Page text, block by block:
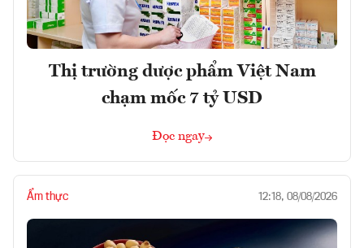
Thị trường dược phẩm Việt Nam
chạm mốc 7 tỷ USD
Đọc ngay
Ẩm thực 12:18, 08/08/2026